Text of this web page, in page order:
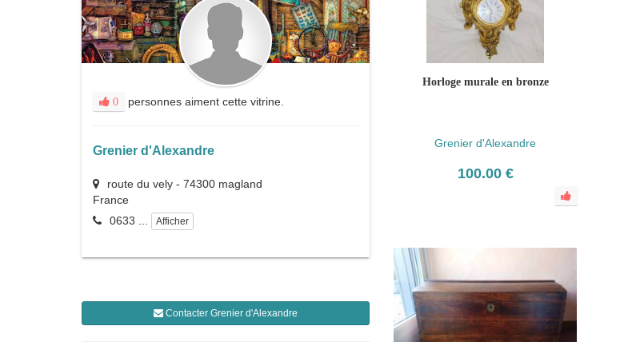
0 personnes aiment cette vitrine.
Grenier d'Alexandre
route du vely - 74300 magland
France
0633 ...
Afficher
Contacter Grenier d'Alexandre
Horloge murale en bronze
Grenier d'Alexandre
100.00 €